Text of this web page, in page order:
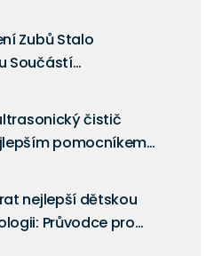
Zubů Stalo
Součástí
čistič
pomocníkem
nejlepší dětskou
Průvodce pro